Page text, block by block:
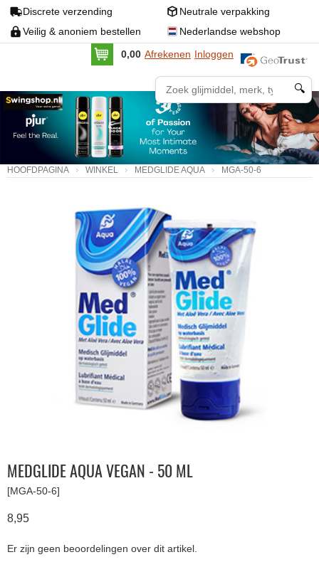
Discrete verzending
Neutrale verpakking
Veilig & anoniem bestellen
Nederlandse webshop
0,00 Afrekenen Inloggen
🔍
HOOFDPAGINA WINKEL MEDGLIDE AQUA MGA-50-6
MEDGLIDE AQUA VEGAN - 50 ML
[MGA-50-6]
8,95
Er zijn geen beoordelingen over dit artikel.